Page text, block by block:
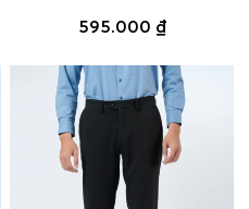
595.000 ₫